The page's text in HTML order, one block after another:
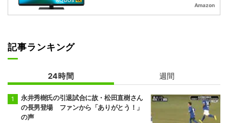
Amazon
記事ランキング
24時間 週間
永井秀樹氏の引退試合に故・松田直樹さん
の長男登場 ファンから「ありがとう！」
の声